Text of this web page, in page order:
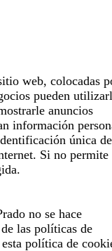
web, colocadas
pueden
anuncios
información
única
Si no permite
no se hace
las políticas de
política de